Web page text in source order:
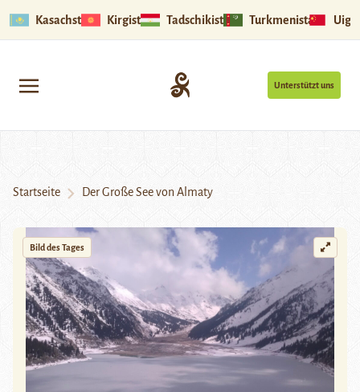
Kasachstan Kirgistan Tadschikistan Turkmenistan
Unterstützt uns
Startseite Der Große See von Almaty
Bild des Tages